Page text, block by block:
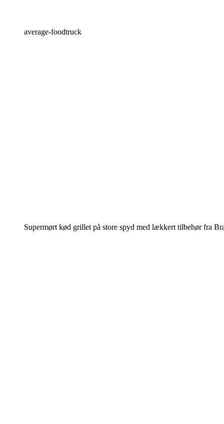
average-foodtruck
Supermørt kød grillet på store spyd med lækkert tilbehør fra